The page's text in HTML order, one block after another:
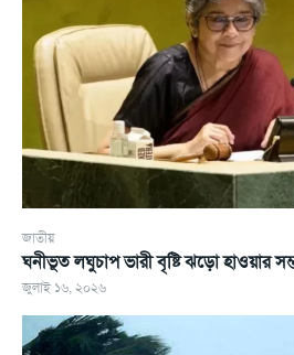
জাতীয়
ঘনীভূত লঘুচাপ ভারী বৃষ্টি ঝড়ো হাওয়ার
জুলাই ১৬, ২০২৬